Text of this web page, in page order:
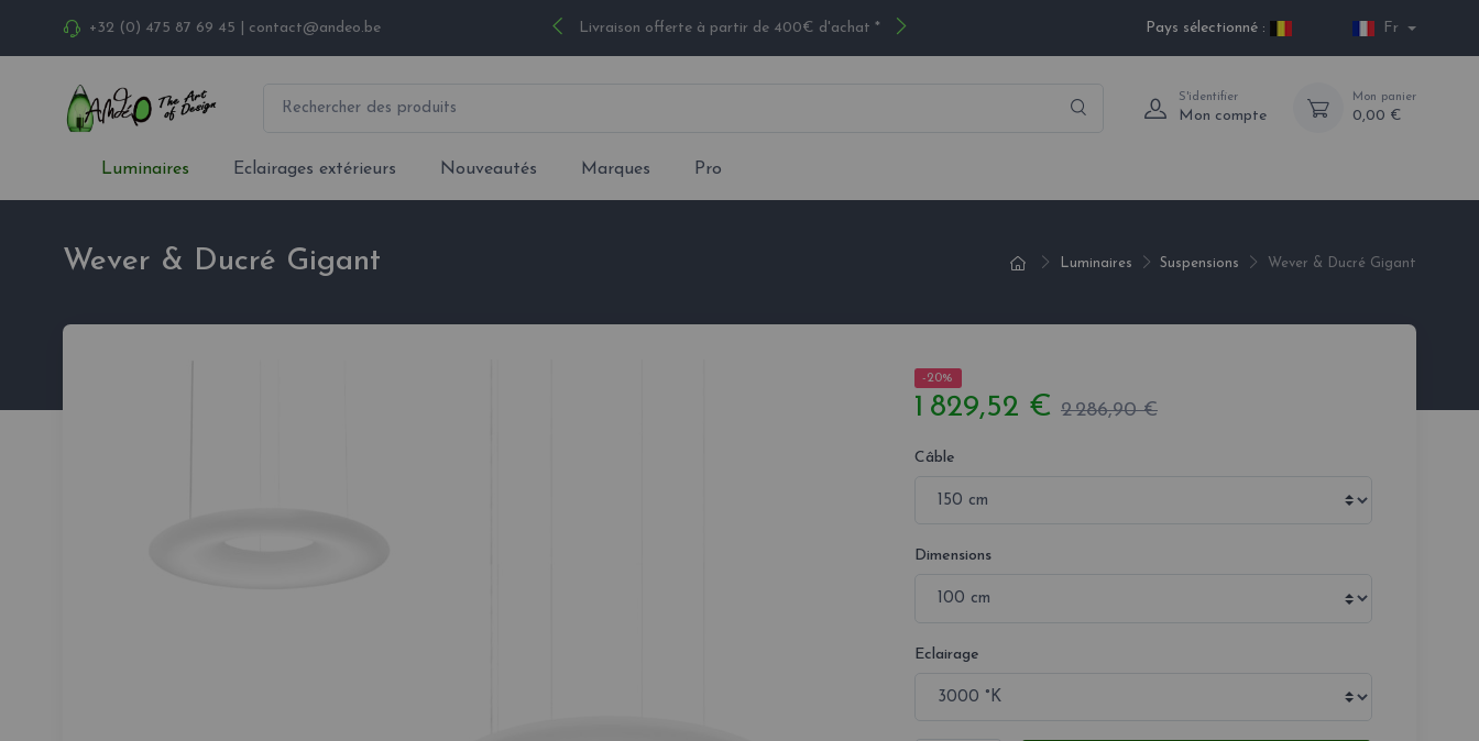
+32 (0) 475 87 69 45 contact@andeo.be Livraison offerte à partir de 400€ d'achat * Pays sélectionné : Fr
S'identifier
Mon compte
Mon panier
0,00 €
Luminaires Eclairages extérieurs Nouveautés Marques Pro
Luminaires Suspensions Wever & Ducré Gigant
Wever & Ducré Gigant
-20%
1 829,52 € 2 286,90 €
Câble
Dimensions
Eclairage